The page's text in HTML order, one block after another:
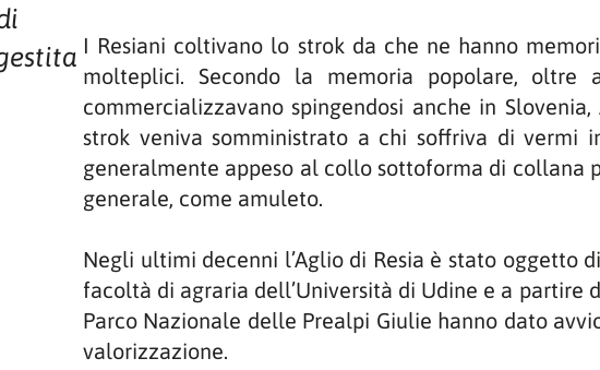
I Resiani coltivano lo strok da che ne hanno
molteplici. Secondo la memoria popolare, oltre
commercializzavano spingendosi anche in
strok veniva somministrato a chi soffriva di vermi
generalmente appeso al collo sottoforma di collana
generale, come amuleto.
Negli ultimi decenni l’Aglio di Resia è stato oggetto
facoltà di agraria dell’Università di Udine e a partire
Parco Nazionale delle Prealpi Giulie hanno dato
valorizzazione.